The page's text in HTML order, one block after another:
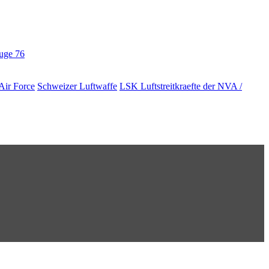
76
Force Schweizer Luftwaffe LSK Luftstreitkraefte der NVA /